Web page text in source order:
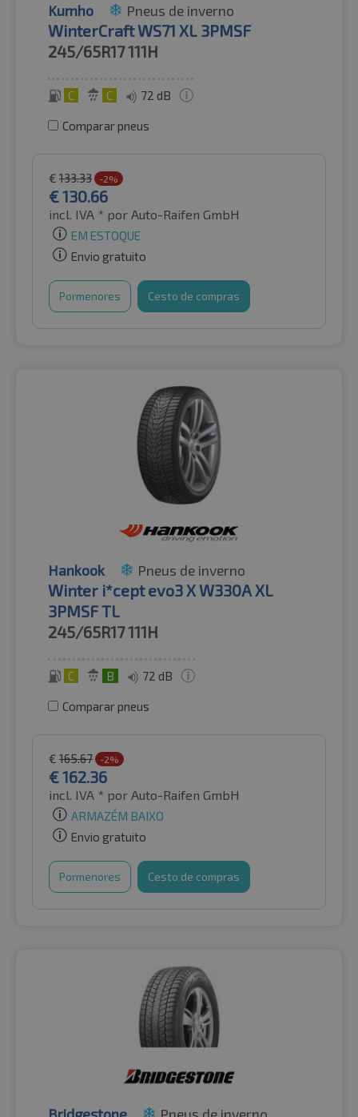
Kumho Pneus de inverno
WinterCraft WS71 XL 3PMSF
245/65R17111H
C C 72 dB
Comparar pneus
€ 133.33 -2%
€130.66
incl. IVA * por Auto-Raifen GmbH
EM ESTOQUE
Envio gratuito
Pormenores Cesto de compras
Hankook Pneus de inverno
Winter i*cept evo3 X W330A XL
3PMSF TL
245/65R17111H
C B 72 dB
Comparar pneus
€ 165.67 -2%
€162.36
incl. IVA * por Auto-Raifen GmbH
ARMAZÉM BAIXO
Envio gratuito
Pormenores Cesto de compras
Bridgestone Pneus de inverno